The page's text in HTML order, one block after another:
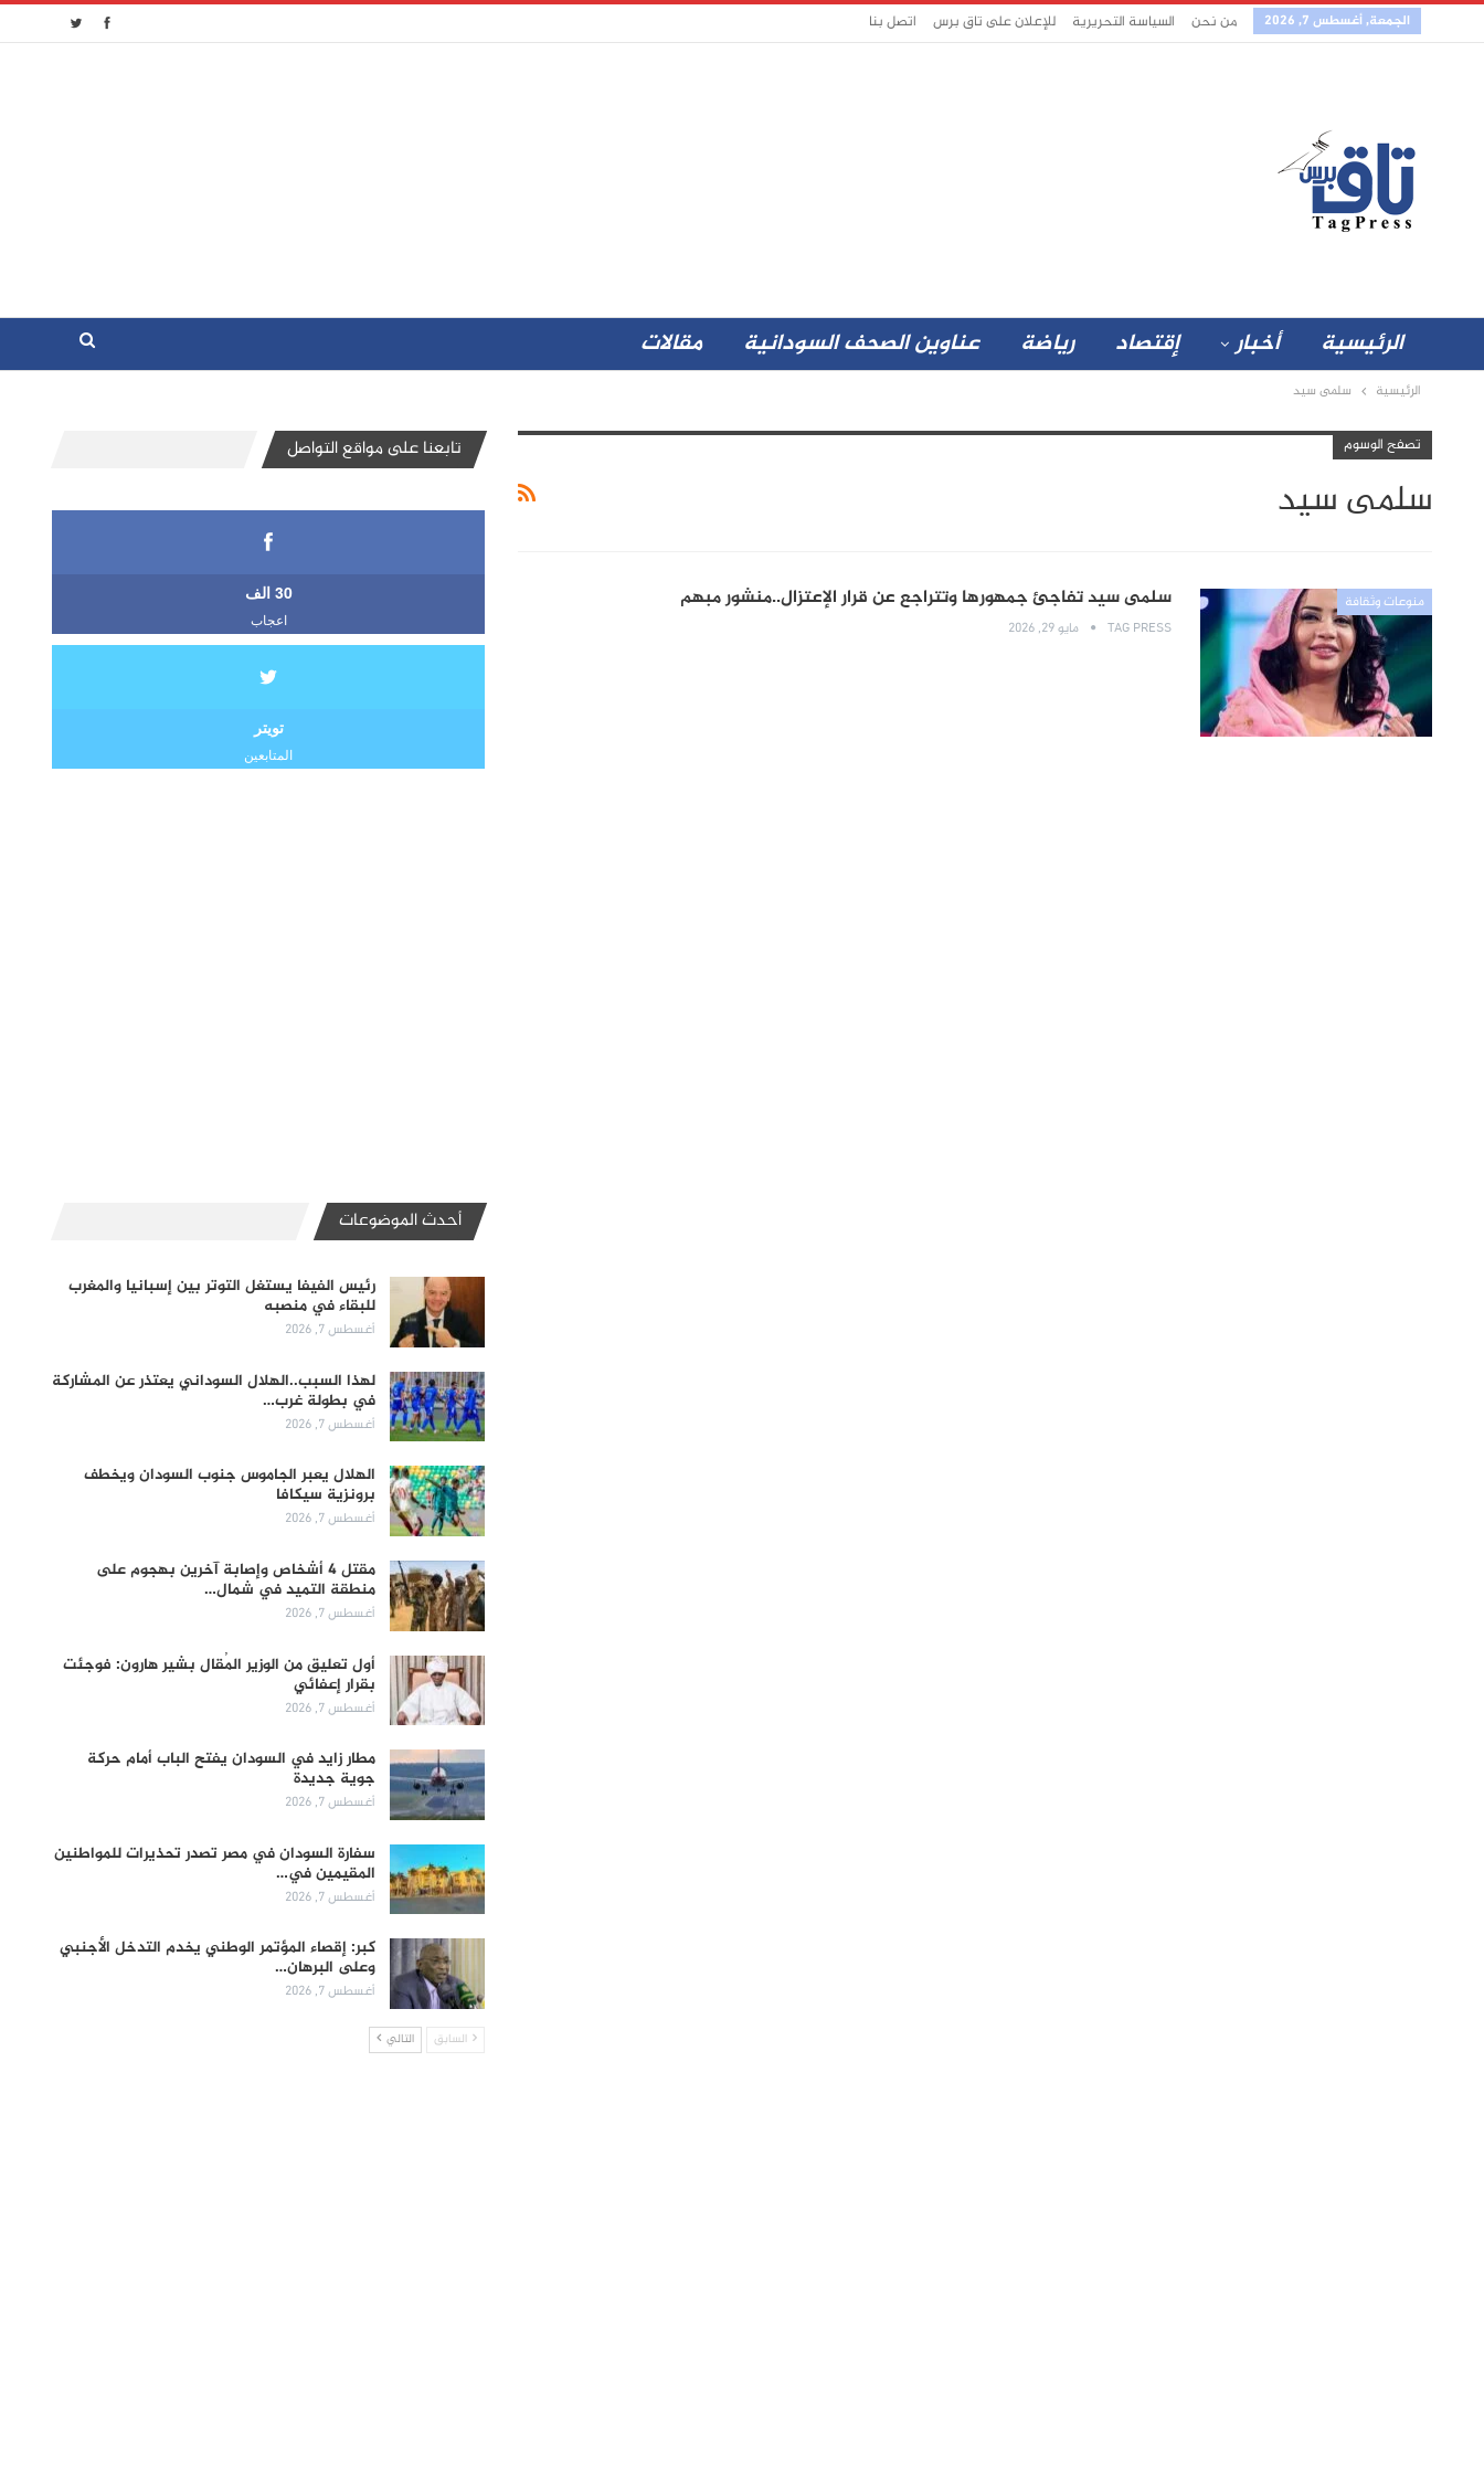
الجمعة, أغسطس 7, 2026 من نحن السياسة التحريرية للإعلان على تاق برس اتصل بنا
الرئيسية أخبار إقتصاد رياضة عناوين الصحف السودانية مقالات
الرئيسية سلمى سيد
تصفح الوسوم
سلمى سيد
منوعات وثقافة سلمى سيد تفاجئ جمهورها وتتراجع عن قرار الإعتزال..منشور مبهم
TAG PRESS مايو 29, 2026
تابعنا على مواقع التواصل
30 الف
اعجاب
تويتر
المتابعين
أحدث الموضوعات
رئيس الفيفا يستغل التوتر بين إسبانيا والمغرب
للبقاء في منصبه
أغسطس 7, 2026
لهذا السبب..الهلال السوداني يعتذر عن المشاركة
في بطولة غرب…
أغسطس 7, 2026
الهلال يعبر الجاموس جنوب السودان ويخطف
برونزية سيكافا
أغسطس 7, 2026
مقتل 4 أشخاص وإصابة آخرين بهجوم على
منطقة التميد في شمال…
أغسطس 7, 2026
أول تعليق من الوزير المُقال بشير هارون: فوجئت
بقرار إعفائي
أغسطس 7, 2026
مطار زايد في السودان يفتح الباب أمام حركة
جوية جديدة
أغسطس 7, 2026
سفارة السودان في مصر تصدر تحذيرات للمواطنين
المقيمين في…
أغسطس 7, 2026
كبر: إقصاء المؤتمر الوطني يخدم التدخل الأجنبي
وعلى البرهان…
أغسطس 7, 2026
السابق التالي